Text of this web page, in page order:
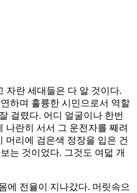
자란 세대들은 다 알 것이다.
하며 훌륭한 시민으로서 역할
걸렸다. 어디 얼굴이나 한번
나란히 서서 그 운전자를 째려
머리에 검은색 정장을 입은 건
는 것이었다. 그것도 여덟 개
에 전율이 지나갔다. 머릿속으